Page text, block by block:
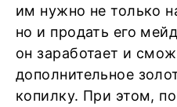
им нужно не только
но и продать его
он заработает и
дополнительное
копилку. При этом,